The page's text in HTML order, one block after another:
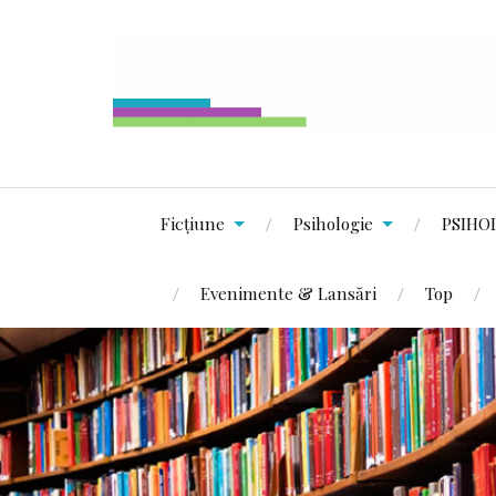
Ficțiune Psihologie
Evenimente & Lansări Top